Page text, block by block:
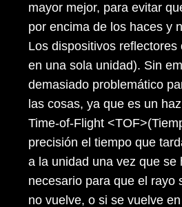
mayor mejor, para evitar
por encima de los haces y
Los dispositivos
en una sola unidad). Sin
demasiado problemático
las cosas, ya que es un
Time-of-Flight
precisión el tiempo que
a la unidad una vez que
necesario para que el rayo
no vuelve, o si se vuelve